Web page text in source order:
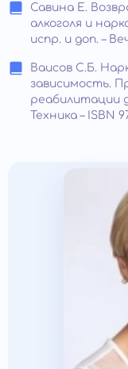
Савина Е.
алкоголя и
испр. и доп. –
Ваисов С.Б.
зависимость.
реабилитации
Техника – ISBN